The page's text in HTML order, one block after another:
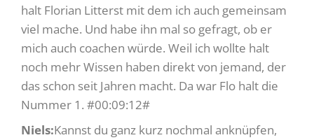
halt Florian Litterst mit dem ich auch gemeinsam
viel mache. Und habe ihn mal so gefragt, ob er
mich auch coachen würde. Weil ich wollte halt
noch mehr Wissen haben direkt von jemand, der
das schon seit Jahren macht. Da war Flo halt die
Nummer 1. #00:09:12#
Niels:Kannst du ganz kurz nochmal anknüpfen,